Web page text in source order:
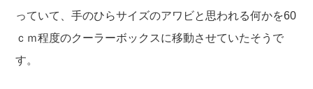
っていて、手のひらサイズのアワビと思われる何かを60
ｃｍ程度のクーラーボックスに移動させていたそうで
す。